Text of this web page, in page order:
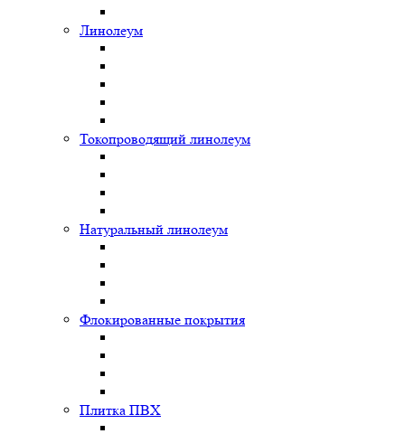
Линолеум
Токопроводящий линолеум
Натуральный линолеум
Флокированные покрытия
Плитка ПВХ